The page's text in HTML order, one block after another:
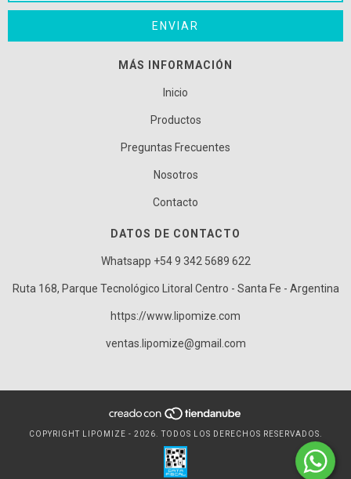
MÁS INFORMACIÓN
Inicio
Productos
Preguntas Frecuentes
Nosotros
Contacto
DATOS DE CONTACTO
Whatsapp +54 9 342 5689 622
Ruta 168, Parque Tecnológico Litoral Centro - Santa Fe - Argentina
https://www.lipomize.com
ventas.lipomize@gmail.com
COPYRIGHT LIPOMIZE - 2026. TODOS LOS DERECHOS RESERVADOS.